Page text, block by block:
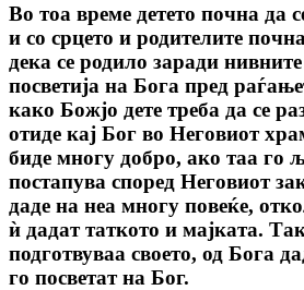
Во тоа време детето почна да
и со срцето и родителите
дека се родило заради
посветија на Бога пред
како Божјо дете треба да се
отиде кај Бог во Неговиот
биде многу добро, ако таа го
постапува според Неговиот
даде на неа многу повеќе,
ѝ дадат таткото и мајката.
подготвуваа своето, од Бога
го посветат на Бог.